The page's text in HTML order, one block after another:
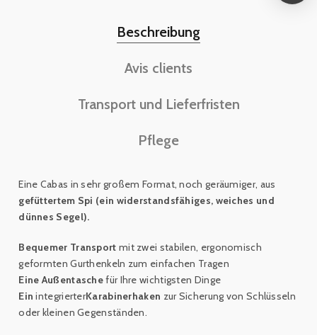
Beschreibung
Avis clients
Transport und Lieferfristen
Pflege
Eine Cabas in sehr großem Format, noch geräumiger, aus
gefüttertem Spi (ein widerstandsfähiges, weiches und
dünnes Segel).
Bequemer Transport mit zwei stabilen, ergonomisch
geformten Gurthenkeln zum einfachen Tragen
Eine Außentaschefür Ihre wichtigsten Dinge
Ein integrierterKarabinerhaken zur Sicherung von Schlüsseln
oder kleinen Gegenständen.